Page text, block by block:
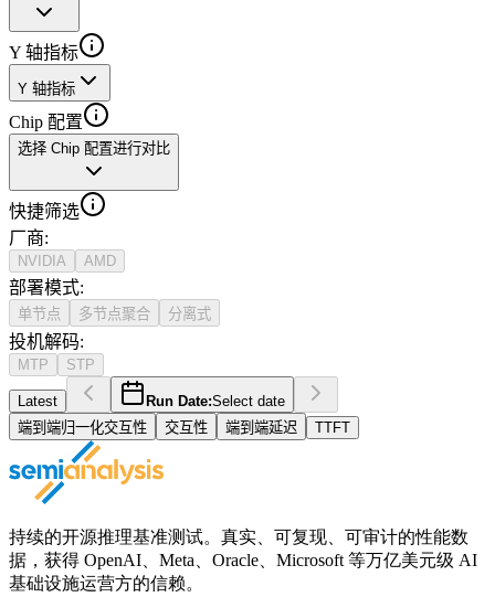
Y 轴指标
Y 轴指标
Chip 配置
选择 Chip 配置进行对比
快捷筛选
厂商:
NVIDIA AMD
部署模式:
单节点 多节点聚合 分离式
投机解码:
MTP STP
Latest Run Date:Select date
端到端归一化交互性
交互性 端到端延迟 TTFT
持续的开源推理基准测试。真实、可复现、可审计的性能数
据，获得 OpenAI、Meta、Oracle、Microsoft 等万亿美元级 AI
基础设施运营方的信赖。